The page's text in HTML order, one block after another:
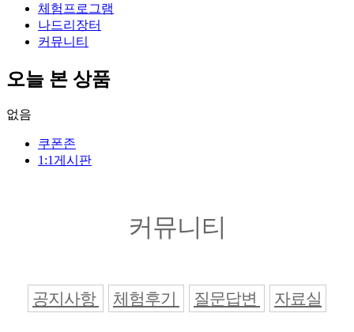
체험프로그램
나드리장터
커뮤니티
오늘 본 상품
없음
쿠폰존
1:1게시판
커뮤니티
공지사항 체험후기 질문답변 자료실